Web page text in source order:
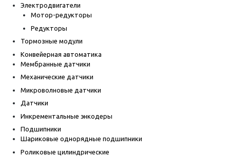
Электродвигатели
Мотор-редукторы
Редукторы
Тормозные модули
Конвейерная автоматика
Мембранные датчики
Механические датчики
Микроволновые датчики
Датчики
Инкрементальные энкодеры
Подшипники
Шариковые однорядные подшипники
Роликовые цилиндрические